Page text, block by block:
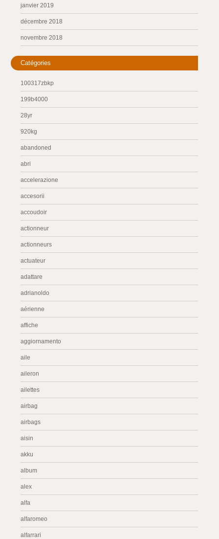
janvier 2019
décembre 2018
novembre 2018
Catégories
100317zbkp
199b4000
28yr
920kg
abandoned
abri
accelerazione
accesorii
accoudoir
actionneur
actionneurs
actuateur
adattare
adrianoldo
aérienne
affiche
aggiornamento
aile
aileron
ailettes
airbag
airbags
aisin
akku
album
alex
alfa
alfaromeo
alfarrari